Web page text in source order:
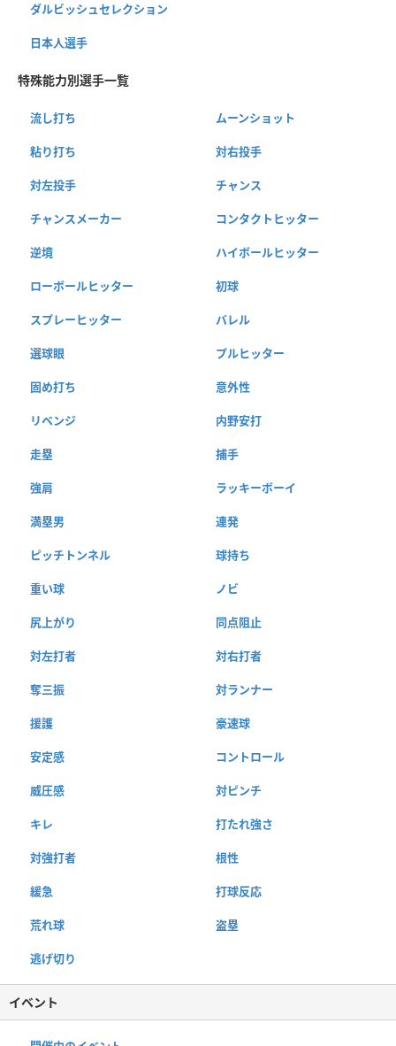
ダルビッシュセレクション
日本人選手
特殊能力別選手一覧
流し打ち ムーンショット
粘り打ち 対右投手
対左投手 チャンス
チャンスメーカー コンタクトヒッター
逆境 ハイボールヒッター
ローボールヒッター 初球
スプレーヒッター バレル
選球眼 プルヒッター
固め打ち 意外性
リベンジ 内野安打
走塁 捕手
強肩 ラッキーボーイ
満塁男 連発
ピッチトンネル 球持ち
重い球 ノビ
尻上がり 同点阻止
対左打者 対右打者
奪三振 対ランナー
援護 豪速球
安定感 コントロール
威圧感 対ピンチ
キレ 打たれ強さ
対強打者 根性
緩急 打球反応
荒れ球 盗塁
逃げ切り
イベント